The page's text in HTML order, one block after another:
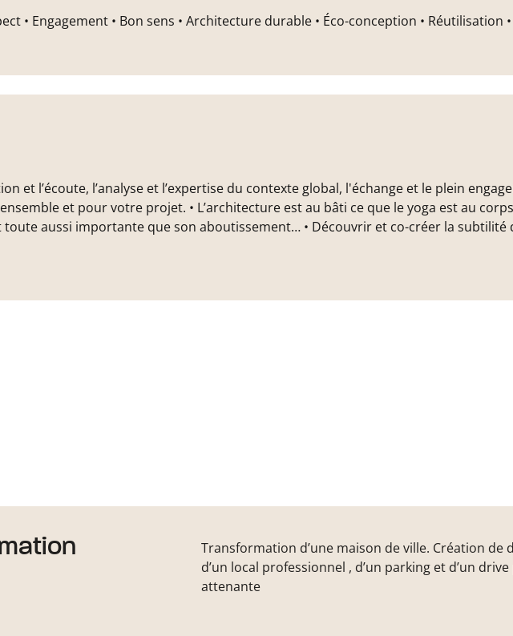
• Engagement • Bon sens • Architecture durable • Éco-conception • Réutilisation
et l’écoute, l’analyse et l’expertise du contexte global, l'échange et le plein
et pour votre projet. • L’architecture est au bâti ce que le yoga est au
aussi importante que son aboutissement… • Découvrir et co-créer la subtilité
Transformation d’une maison de ville. Création de
d’un local professionnel , d’un parking et d’un
attenante